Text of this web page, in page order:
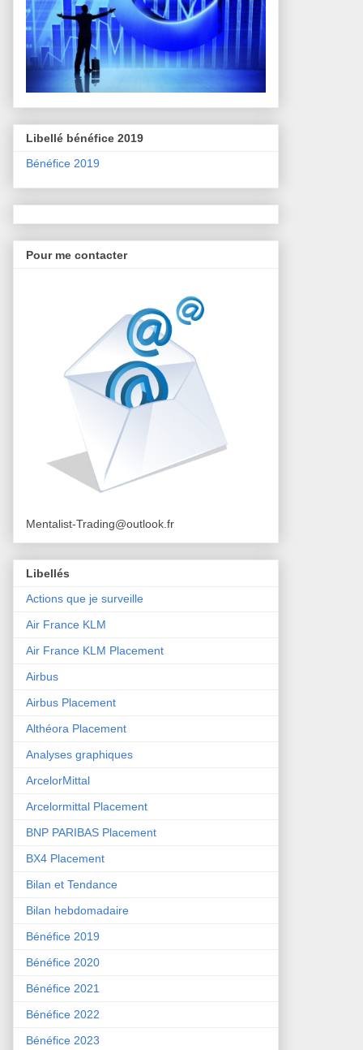
Libellé bénéfice 2019
Bénéfice 2019
Pour me contacter
Mentalist-Trading@outlook.fr
Libellés
Actions que je surveille
Air France KLM
Air France KLM Placement
Airbus
Airbus Placement
Althéora Placement
Analyses graphiques
ArcelorMittal
Arcelormittal Placement
BNP PARIBAS Placement
BX4 Placement
Bilan et Tendance
Bilan hebdomadaire
Bénéfice 2019
Bénéfice 2020
Bénéfice 2021
Bénéfice 2022
Bénéfice 2023